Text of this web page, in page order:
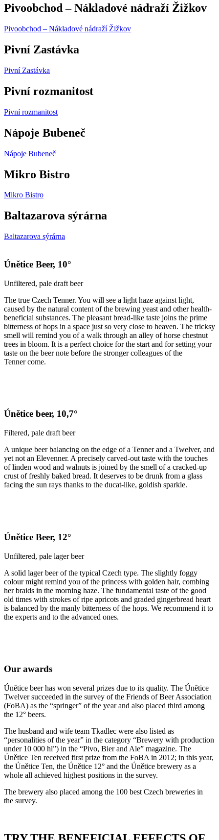
Pivoobchod – Nákladové nádraží Žižkov
Pivoobchod – Nákladové nádraží Žižkov
Pivní Zastávka
Pivní Zastávka
Pivní rozmanitost
Pivní rozmanitost
Nápoje Bubeneč
Nápoje Bubeneč
Mikro Bistro
Mikro Bistro
Baltazarova sýrárna
Baltazarova sýrárna
Únětice Beer, 10°
Unfiltered, pale draft beer
The true Czech Tenner. You will see a light haze against light,
caused by the natural content of the brewing yeast and other health-
beneficial substances. The pleasant bread-like taste joins the prime
bitterness of hops in a space just so very close to heaven. The tricksy
smell will remind you of a walk through an alley of horse chestnut
trees in bloom. It is a perfect choice for the start and for setting your
taste on the beer note before the stronger colleagues of the
Tenner come.
Únětice beer, 10,7°
Filtered, pale draft beer
A unique beer balancing on the edge of a Tenner and a Twelver, and
yet not an Elevenner. A precisely carved-out taste with the touches
of linden wood and walnuts is joined by the smell of a cracked-up
crust of freshly baked bread. It deserves to be drunk from a glass
facing the sun rays thanks to the ducat-like, goldish sparkle.
Únětice Beer, 12°
Unfiltered, pale lager beer
A solid lager beer of the typical Czech type. The slightly foggy
colour might remind you of the princess with golden hair, combing
her braids in the morning haze. The fundamental taste of the good
old times with strokes of ripe apricots and graded gingerbread heart
is balanced by the manly bitterness of the hops. We recommend it to
the experts and to the advanced ones.
Our awards
Únětice beer has won several prizes due to its quality. The Únětice
Twelver succeeded in the survey of the Friends of Beer Association
(FoBA) as the “springer” of the year and also placed third among
the 12° beers.
The husband and wife team Tkadlec were also listed as
“personalities of the year” in the category “Brewery with production
under 10 000 hl”) in the “Pivo, Bier and Ale” magazine. The
Únětice Ten received first prize from the FoBA in 2012; in this year,
the Únětice Ten, the Únětice 12° and the Únětice brewery as a
whole all achieved highest positions in the survey.
The brewery also placed among the 100 best Czech breweries in
the survey.